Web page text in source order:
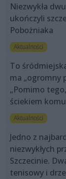
Niezwykła
ukończyli
Pobożniaka
Aktualności
To
ma „ogromny
„Pomimo
ściekiem
Aktualności
Jedno z
niezwykłych
Szczecinie.
tenisowy i